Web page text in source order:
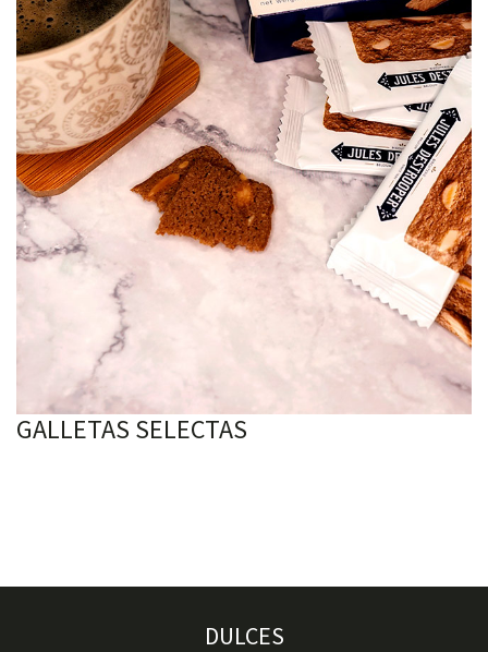
GALLETAS SELECTAS
DULCES